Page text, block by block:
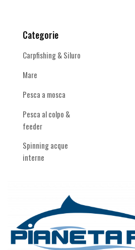
Categorie
Carpfishing & Siluro
Mare
Pesca a mosca
Pesca al colpo &
feeder
Spinning acque
interne